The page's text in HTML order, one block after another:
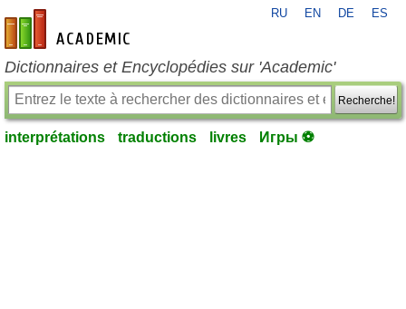
fr-academic.com
RU EN DE ES
Dictionnaires et Encyclopédies sur 'Academic'
Recherche!
interprétations traductions livres Игры ⚽